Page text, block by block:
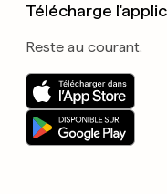
Télécharge
Reste au courant.